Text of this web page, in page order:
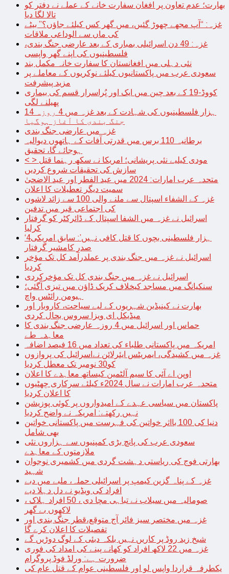
بھارت؛ عدم تعاون پر افغان سفارت خانے کے عملے نے دفتر کو
تالا لگا دیا
غزہ: “آپ مجھے چھوڑ گئیں، میں گھر کس کیلئے جاؤں؟” بیٹے
کی ماں سے الوداعی ملاقات
غزہ: 49 دن اسرائیلی بمباری کے بعد عارضی جنگ بندی،
فلسطینیوں کی اپنے گھر واپسی
نئی دہلی میں افغانستان کا سفارت خانہ مکمل بند
سعودی عرب میں پاکستانیوں کیلئے نوکریوں کے معاملے پر
مزید پیشرفت
کووڈ-19 کے بعد چین میں ایک اور پُراسرار قسم کی بیماری
پھیلنے لگی
14 ہزار فلسطینیوں کی شہادت کے بعد غزہ میں 4 روزہ
جنگ بندی کا آغاز ہوگیا
غزہ میں عارضی جنگ بندی
برطانیہ 110 برس میں قدرتی آفات کے ہاتھوں دیوالیہ
ہوجائے گا، تحقیق
< > مودی کیلیے نئی پریشانی؛ امریکا نے سکھ رہنما قتل
سازش کی تحقیقات شروع کردیں
متحدہ عرب امارات: 2024 میں عید الفطر اور عید الاضحیٰ
سمیت دیگر تعطیلات کا اعلان
غزہ کے الشفاء اسپتال سے ملنے والی 100 سے زائد لاشوں
کی اجتماعی قبر میں تدفین
اسرائیل نے غزہ میں الشفا اسپتال کے ڈائرکٹر کو گرفتار
کرلیا
‘4ہزار فلسطینی بچوں کا قتل کافی نہیں’: سابق امریکی
صدر کامشیر گرفتار
اسرائیل نے غزہ میں جنگ بندی پر عملدرآمد کل تک مؤخر
کردیا
اسرائیل نے غزہ میں جنگ بندی کل تک مؤخرکردی
سنکیانگ میں مساجد کیخلاف کریک ڈاؤن میں تیزی آگئی؛
ہیومن رائٹس واچ
بھارت نے کینیڈین شہریوں کے لیے سیاحت، کاروبار اور
میڈیکل ای ویزا سروس بحال کردی
حماس اور اسرائیل میں 4 روزہ عارضی جنگ بندی کا
معاہدہ طے
امریکہ میں پاکستانی طلباء کی تعداد میں 16 فیصد اضافہ
غزہ میں کشیدگی، ایمریٹس ایئرلائن نےاسرائیل کی پروازوں
کو30 نومبر تک معطل کردیا
اوپن اے آئی کا سیم آلٹمین کیساتھ معاہدے کا اعلان
متحدہ عرب امارات نے سال 2024ء کیلئے سرکاری چھٹیوں
کا اعلان کردیا
پاکستان میں سیاسی عہدے کے امیدواروں پر کوئی پوزیشن
نہیں رکھتے: امریکہ نے واضح کردیا
دنیا کی 100 بااثر خواتین کی فہرست میں پاکستانی خواتین
بھی شامل
سعودی عرب کی پانچ بڑی کمپنیوں سے ہزاروں نئی
ملازمتوں کے معاہدے
بھارتی فوج کی ریاستی دہشت گردی میں کشمیری نوجوان
شہید
غزہ کے پناہ گزین کیمپ پر اسرائیلی حملہ، ملبے میں دبے
افراد کی ویڈیو نے دل دہلا دیے
صومالیہ میں سیلاب نے تباہی مچا دی ، 50 افراد ہلاک ،
لاکھوں بے گھر
غزہ میں مختصر سیز فائر آج متوقع،قطر جنگ بندی اور
تفصیلات کا اعلان کرے گا
شیخ زید روڈ پر کاریں نہیں بلکہ دبئی کے لوگ دوڑیں گے
غزہ میں 22 لاکھ افراد کو کھانے پینے کی امداد کی فوری
ضرورت ہے: ورلڈ فوڈ پروگرام
یکطرفہ قراردا واپس لو اور فلسطینی عوام کے قتل عام کی